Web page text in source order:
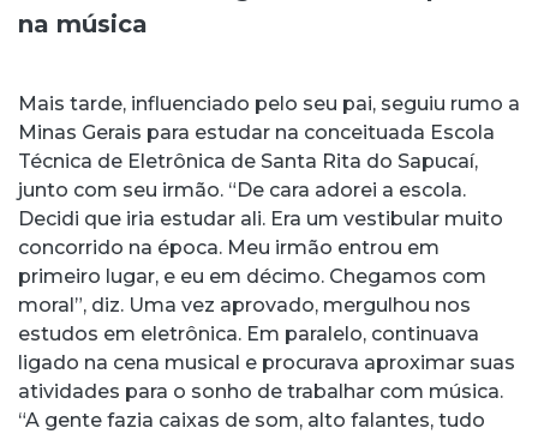
na música
Mais tarde, influenciado pelo seu pai, seguiu rumo a
Minas Gerais para estudar na conceituada Escola
Técnica de Eletrônica de Santa Rita do Sapucaí,
junto com seu irmão. “De cara adorei a escola.
Decidi que iria estudar ali. Era um vestibular muito
concorrido na época. Meu irmão entrou em
primeiro lugar, e eu em décimo. Chegamos com
moral”, diz. Uma vez aprovado, mergulhou nos
estudos em eletrônica. Em paralelo, continuava
ligado na cena musical e procurava aproximar suas
atividades para o sonho de trabalhar com música.
“A gente fazia caixas de som, alto falantes, tudo